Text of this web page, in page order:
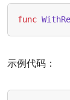
func
示例代码：